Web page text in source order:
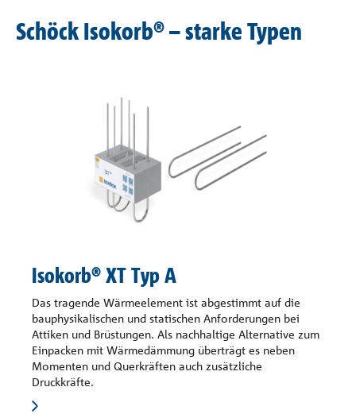
Schöck Isokorb® – starke Typen
Isokorb® XT Typ A
Das tragende Wärmeelement ist abgestimmt auf die
bauphysikalischen und statischen Anforderungen bei
Attiken und Brüstungen. Als nachhaltige Alternative zum
Einpacken mit Wärmedämmung überträgt es neben
Momenten und Querkräften auch zusätzliche
Druckkräfte.